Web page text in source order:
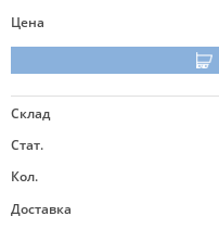
Цена
Склад
Стат.
Кол.
Доставка